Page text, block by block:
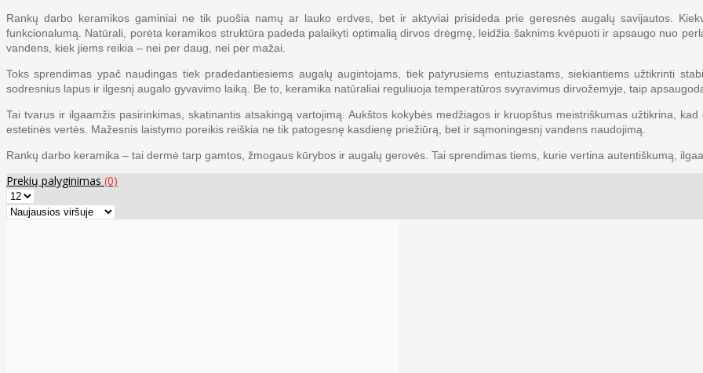
Rankų darbo keramikos gaminiai ne tik puošia namų ar lauko erdves, bet ir aktyviai prisideda prie geresnės augalų savijautos.
funkcionalumą. Natūrali, porėta keramikos struktūra padeda palaikyti optimalią dirvos drėgmę, leidžia šaknims kvėpuoti ir apsaugo nuo
vandens, kiek jiems reikia – nei per daug, nei per mažai.
Toks sprendimas ypač naudingas tiek pradedantiesiems augalų augintojams, tiek patyrusiems entuziastams, siekiantiems užtikrinti
sodresnius lapus ir ilgesnį augalo gyvavimo laiką. Be to, keramika natūraliai reguliuoja temperatūros svyravimus dirvožemyje, taip
Tai tvarus ir ilgaamžis pasirinkimas, skatinantis atsakingą vartojimą. Aukštos kokybės medžiagos ir kruopštus meistriškumas užtikrina,
estetinės vertės. Mažesnis laistymo poreikis reiškia ne tik patogesnę kasdienę priežiūrą, bet ir sąmoningesnį vandens naudojimą.
Rankų darbo keramika – tai dermė tarp gamtos, žmogaus kūrybos ir augalų gerovės. Tai sprendimas tiems, kurie vertina autentiškumą,
Prekių palyginimas (0)